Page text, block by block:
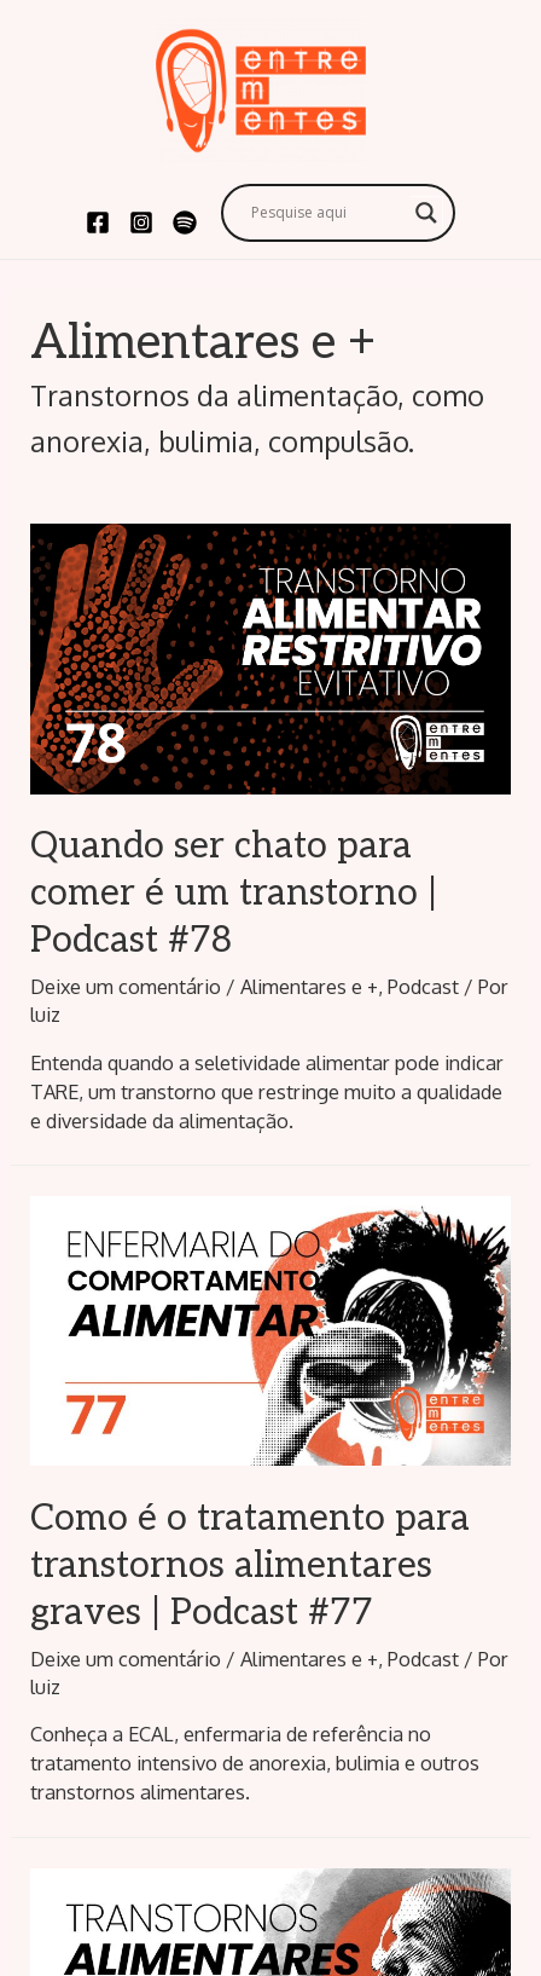
Alimentares e +
Transtornos da alimentação, como
anorexia, bulimia, compulsão.
Quando ser chato para
comer é um transtorno |
Podcast #78
Deixe um comentário /Alimentares e +,Podcast / Por
luiz
Entenda quando a seletividade alimentar pode indicar
TARE, um transtorno que restringe muito a qualidade
e diversidade da alimentação.
Como é o tratamento para
transtornos alimentares
graves | Podcast #77
Deixe um comentário /Alimentares e +,Podcast / Por
luiz
Conheça a ECAL, enfermaria de referência no
tratamento intensivo de anorexia, bulimia e outros
transtornos alimentares.